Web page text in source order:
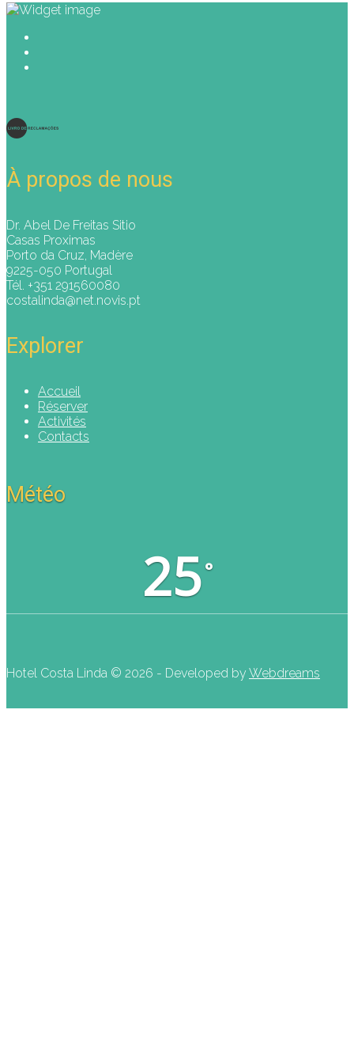
À propos de nous
Dr. Abel De Freitas Sitio
Casas Proximas
Porto da Cruz, Madère
9225-050 Portugal
Tél. +351 291560080
costalinda@net.novis.pt
Explorer
Accueil
Réserver
Activités
Contacts
Météo
25°
Hotel Costa Linda © 2026 - Developed by Webdreams